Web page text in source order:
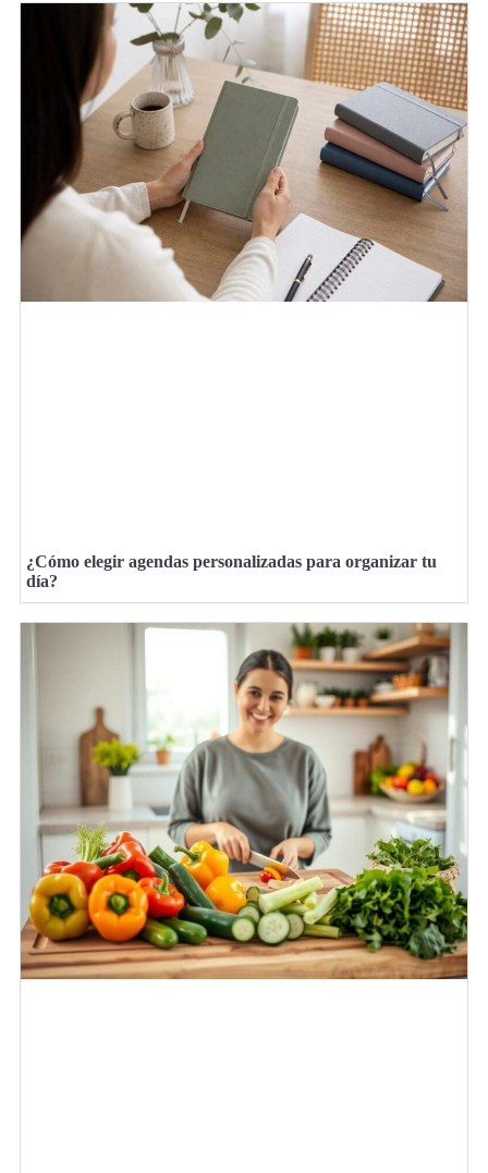
¿Cómo elegir agendas personalizadas para organizar tu
día?